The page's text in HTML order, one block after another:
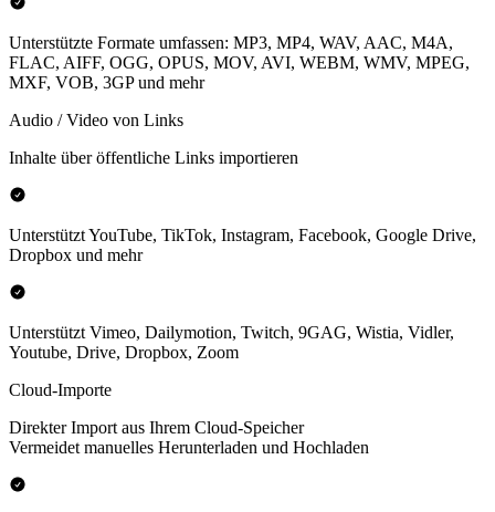
Unterstützte Formate umfassen: MP3, MP4, WAV, AAC, M4A,
FLAC, AIFF, OGG, OPUS, MOV, AVI, WEBM, WMV, MPEG,
MXF, VOB, 3GP und mehr
Audio / Video von Links
Inhalte über öffentliche Links importieren
Unterstützt YouTube, TikTok, Instagram, Facebook, Google Drive,
Dropbox und mehr
Unterstützt Vimeo, Dailymotion, Twitch, 9GAG, Wistia, Vidler,
Youtube, Drive, Dropbox, Zoom
Cloud-Importe
Direkter Import aus Ihrem Cloud-Speicher
Vermeidet manuelles Herunterladen und Hochladen